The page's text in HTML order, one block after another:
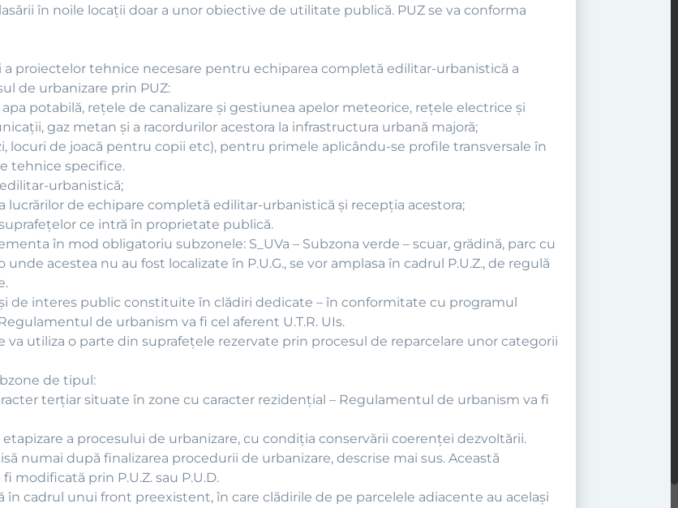
în noile locaţii doar a unor obiective de utilitate publică. PUZ se va conforma
a proiectelor tehnice necesare pentru echiparea completă edilitar-urbanistică a
de urbanizare prin PUZ:
potabilă, reţele de canalizare şi gestiunea apelor meteorice, reţele electrice şi
gaz metan şi a racordurilor acestora la infrastructura urbană majoră;
locuri de joacă pentru copii etc), pentru primele aplicându-se profile transversale în
tehnice specifice.
urbanistică;
lucrărilor de echipare completă edilitar-urbanistică şi recepţia acestora;
ce intră în proprietate publică.
în mod obligatoriu subzonele: S_UVa – Subzona verde – scuar, grădină, parc cu
acestea nu au fost localizate în P.U.G., se vor amplasa în cadrul P.U.Z., de regulă
de interes public constituite în clădiri dedicate – în conformitate cu programul
de urbanism va fi cel aferent U.T.R. UIs.
utiliza o parte din suprafeţele rezervate prin procesul de reparcelare unor categorii
de tipul:
terţiar situate în zone cu caracter rezidenţial – Regulamentul de urbanism va fi
a procesului de urbanizare, cu condiţia conservării coerenţei dezvoltării.
numai după finalizarea procedurii de urbanizare, descrise mai sus. Această
prin P.U.Z. sau P.U.D.
cadrul unui front preexistent, în care clădirile de pe parcelele adiacente au acelaşi